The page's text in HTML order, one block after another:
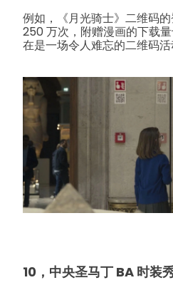
例如，《月光骑士》二维码
250 万次，附赠漫画的下载
在是一场令人难忘的二维码活
10，中央圣马丁 BA 时装